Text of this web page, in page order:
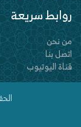
روابط سريعة
من نحن
اتصل بنا
قناة اليوتيوب